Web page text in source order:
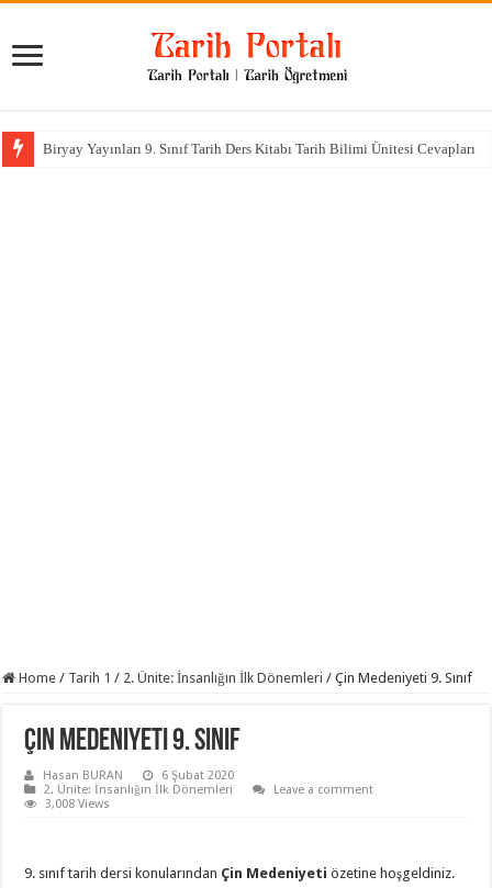
Biryay Yayınları 9. Sınıf Tarih Ders Kitabı Tarih Bilimi Ünitesi Cevapları
Home / Tarih 1 / 2. Ünite: İnsanlığın İlk Dönemleri / Çin Medeniyeti 9. Sınıf
Çin Medeniyeti 9. Sınıf
Hasan BURAN
6 Şubat 2020
2. Ünite: İnsanlığın İlk Dönemleri
Leave a comment
3,008 Views
9. sınıf tarih dersi konularından Çin Medeniyeti özetine hoşgeldiniz.